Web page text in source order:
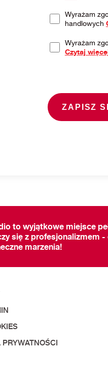
Wyrażam
handlowych
Wyrażam
Czytaj
to wyjątkowe miejsce
się z profesjonalizmem -
marzenia!